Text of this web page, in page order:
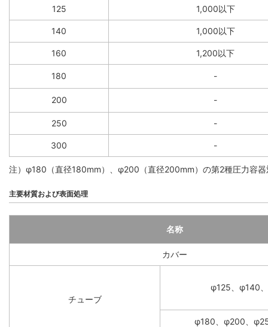
125 1,000以下
140 1,000以下
160 1,200以下
180 -
200 -
250 -
300 -
注）φ180（直径180mm）、φ200（直径200mm）の第2種圧力容
主要材質および表面処理
名称
カバー
チューブ
φ125、φ140
φ180、φ200、